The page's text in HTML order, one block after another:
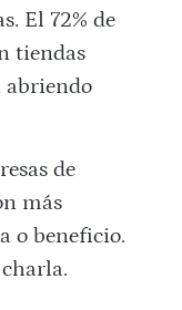
El 72% de
tiendas
abriendo
de
más
o beneficio.